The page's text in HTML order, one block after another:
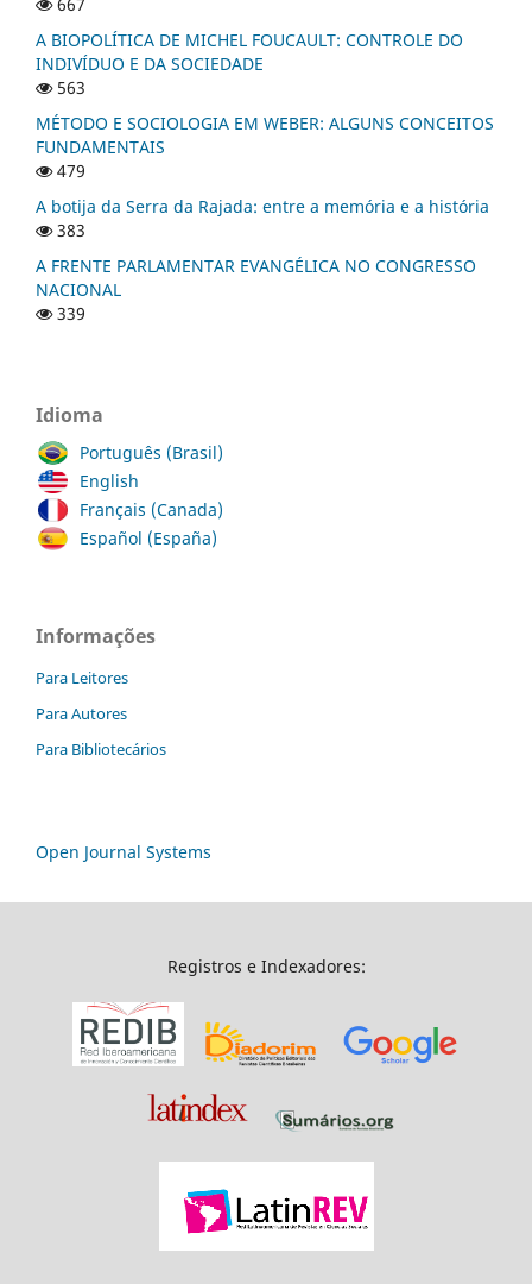
667
A BIOPOLÍTICA DE MICHEL FOUCAULT: CONTROLE DO
INDIVÍDUO E DA SOCIEDADE
563
MÉTODO E SOCIOLOGIA EM WEBER: ALGUNS CONCEITOS
FUNDAMENTAIS
479
A botija da Serra da Rajada: entre a memória e a história
383
A FRENTE PARLAMENTAR EVANGÉLICA NO CONGRESSO
NACIONAL
339
Idioma
Português (Brasil)
English
Français (Canada)
Español (España)
Informações
Para Leitores
Para Autores
Para Bibliotecários
Open Journal Systems
Registros e Indexadores: